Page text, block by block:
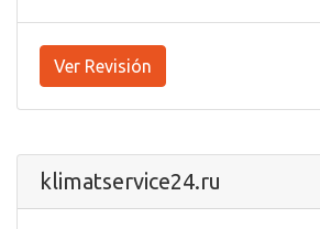
Ver Revisión
klimatservice24.ru